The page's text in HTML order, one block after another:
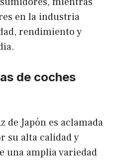
en la industria
rendimiento y
de coches
Japón es aclamada
su alta calidad y
una amplia variedad